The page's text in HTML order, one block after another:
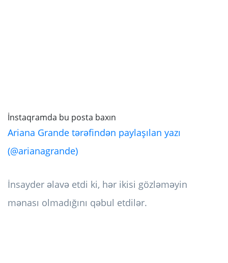
İnstaqramda bu posta baxın
Ariana Grande tərəfindən paylaşılan yazı
(@arianagrande)
İnsayder əlavə etdi ki, hər ikisi gözləməyin
mənası olmadığını qəbul etdilər.